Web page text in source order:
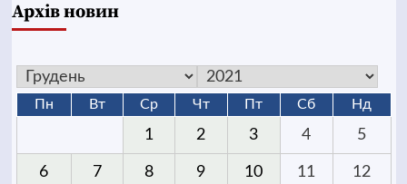
Архів новин
Пн Вт Ср Чт Пт Сб Нд
1 2 3 4 5
6 7 8 9 10 11 12